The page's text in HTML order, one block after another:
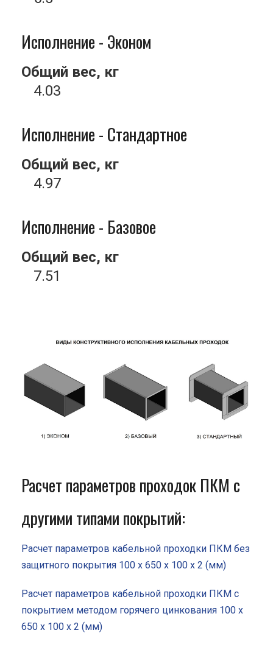
Исполнение - Эконом
Общий вес, кг
4.03
Исполнение - Стандартное
Общий вес, кг
4.97
Исполнение - Базовое
Общий вес, кг
7.51
Расчет параметров проходок ПКМ с
другими типами покрытий:
Расчет параметров кабельной проходки ПКМ без
защитного покрытия 100 x 650 x 100 x 2 (мм)
Расчет параметров кабельной проходки ПКМ с
покрытием методом горячего цинкования 100 x
650 x 100 x 2 (мм)